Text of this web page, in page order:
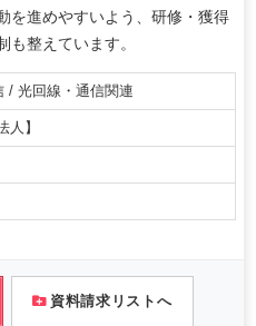
を進めやすいよう、研修・獲得
も整えています。
/ 光回線・通信関連
人】
資料請求リストへ